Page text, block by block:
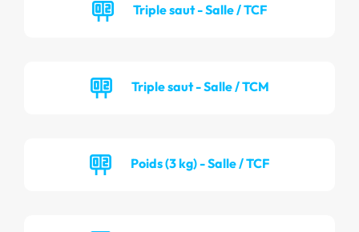
Triple saut - Salle / TCF
Triple saut - Salle / TCM
Poids (3 kg) - Salle / TCF